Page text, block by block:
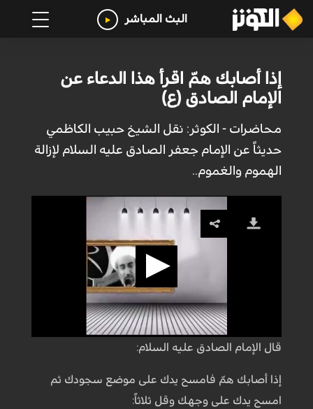
البث المباشر
إذا أصابك همّ اقرأ هذا الدعاء عن
الإمام الصادق (ع)
محاضرات - الكوثر: نقل الشيخ حبيب الكاظمي
حديثاً عن الإمام جعفر الصادق عليه السلام لإزالة
الهموم والغموم..
قال الإمام الصادق عليه السلام:
إذا أصابك همّ فامسح يدك على موضع سجودك ثم
امسح يدك على وجهك وقل ثلاثاً: